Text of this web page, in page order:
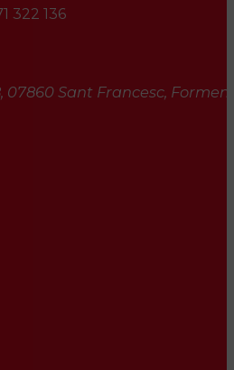
322 136
07860 Sant Francesc,